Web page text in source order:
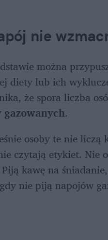
nie
można
diety lub ich
że spora liczba
.
osoby te nie
czytają etykiet. Nie
kawę na
nie piją napojów